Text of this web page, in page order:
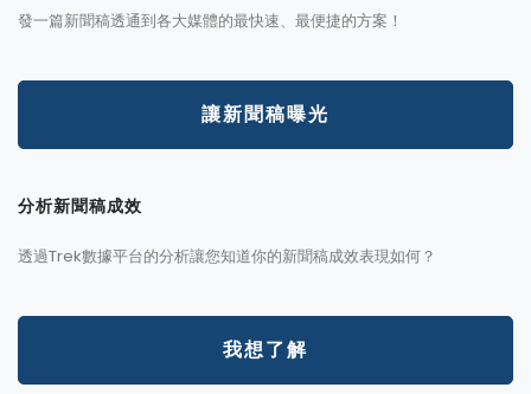
發一篇新聞稿透通到各大媒體的最快速、最便捷的方案！
讓新聞稿曝光
分析新聞稿成效
透過Trek數據平台的分析讓您知道你的新聞稿成效表現如何？
我想了解